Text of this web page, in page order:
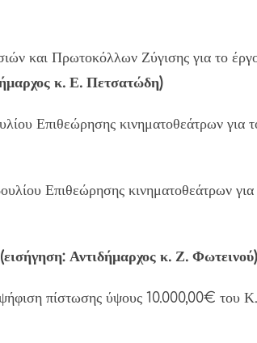
και Πρωτοκόλλων Ζύγισης για το
κ. Ε. Πετσατώδη)
Επιθεώρησης κινηματοθεάτρων για
Επιθεώρησης κινηματοθεάτρων για
(εισήγηση: Αντιδήμαρχος κ. Ζ. Φωτεινού)
πίστωσης ύψους 10.000,00€ του